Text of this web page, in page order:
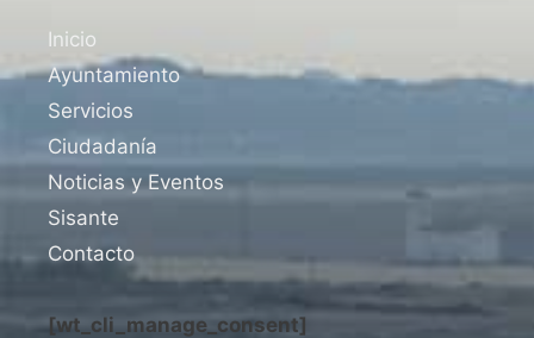
Inicio
Ayuntamiento
Servicios
Ciudadanía
Noticias y Eventos
Sisante
Contacto
[wt_cli_manage_consent]